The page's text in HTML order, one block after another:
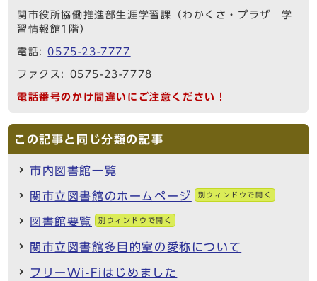
関市役所協働推進部生涯学習課（わかくさ・プラザ 学
習情報館1階）
電話:0575-23-7777
ファクス: 0575-23-7778
電話番号のかけ間違いにご注意ください！
この記事と同じ分類の記事
市内図書館一覧
関市立図書館のホームページ 別ウィンドウで開く
図書館要覧 別ウィンドウで開く
関市立図書館多目的室の愛称について
フリーWi-Fiはじめました